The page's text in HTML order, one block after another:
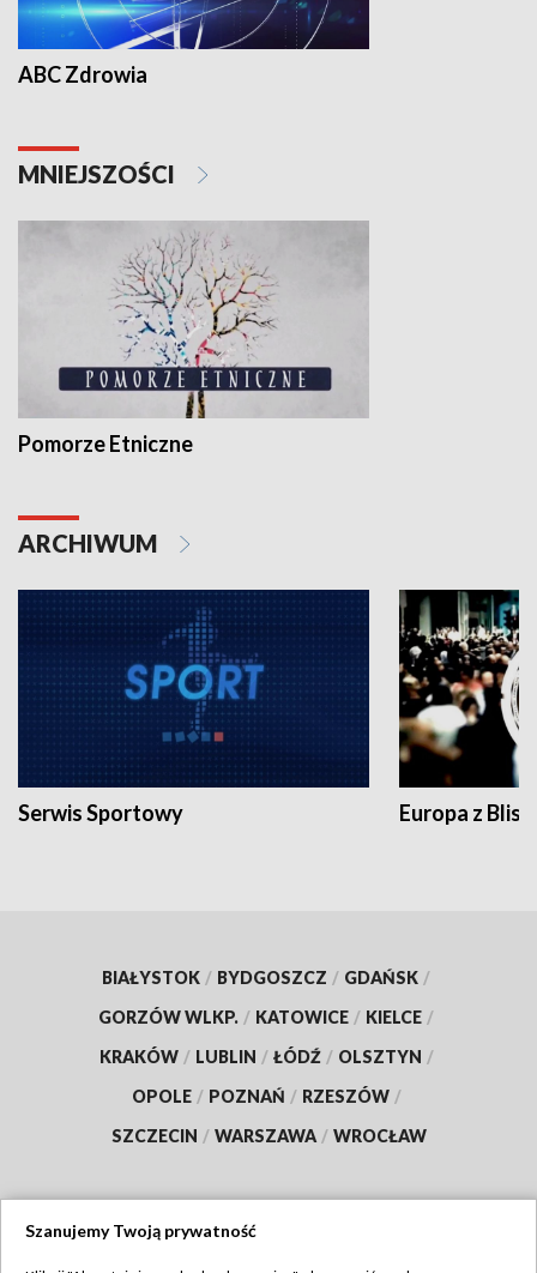
ABC Zdrowia
MNIEJSZOŚCI
Pomorze Etniczne
ARCHIWUM
Serwis Sportowy Europa z
BIAŁYSTOK / BYDGOSZCZ / GDAŃSK /
GORZÓW WLKP. / KATOWICE / KIELCE /
KRAKÓW / LUBLIN / ŁÓDŹ / OLSZTYN /
OPOLE / POZNAŃ / RZESZÓW /
SZCZECIN / WARSZAWA / WROCŁAW
Szanujemy Twoją prywatność